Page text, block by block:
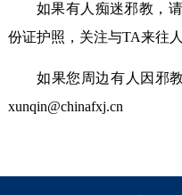
如果有人痴迷邪教，
份证护照，关注与TA来往
如果您周边有人因邪
xunqin@chinafxj.cn